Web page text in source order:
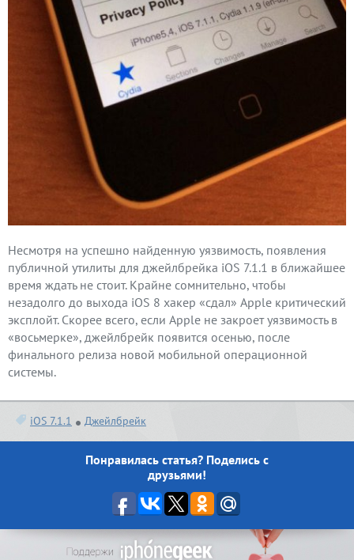
Несмотря на успешно найденную уязвимость, появления
публичной утилиты для джейлбрейка iOS 7.1.1 в ближайшее
время ждать не стоит. Крайне сомнительно, чтобы
незадолго до выхода iOS 8 хакер «сдал» Apple критический
эксплойт. Скорее всего, если Apple не закроет уязвимость в
«восьмерке», джейлбрейк появится осенью, после
финального релиза новой мобильной операционной
системы.
iOS 7.1.1 Джейлбрейк
Понравилась статья? Поделись с
друзьями!